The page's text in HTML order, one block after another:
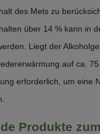
des Mets zu
über 14 % kann in
Liegt der
auf ca.
erforderlich, um eine
Produkte